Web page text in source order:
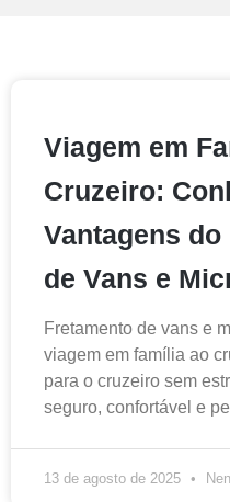
Viagem em
Cruzeiro:
Vantagens
de Vans e
Fretamento de vans e
viagem em família ao
para o cruzeiro sem
seguro, confortável e
13 de agosto de 2025